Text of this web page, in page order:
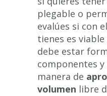
plegable o
evalúes si con
tienes es
debe estar
componentes
manera de
volumen libre